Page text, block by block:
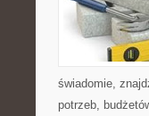
świadomie,
potrzeb,